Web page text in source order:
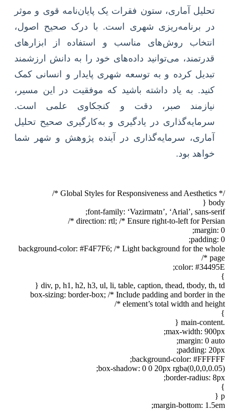
تحلیل آماری، ستون فقرات یک پایان‌نامه قوی و موثر
در برنامه‌ریزی شهری است. با درک صحیح اصول،
انتخاب روش‌های مناسب و استفاده از ابزارهای
قدرتمند، می‌توانید داده‌های خود را به دانش ارزشمند
تبدیل کرده و به توسعه شهری پایدار و انسانی کمک
کنید. به یاد داشته باشید که موفقیت در این مسیر،
نیازمند صبر، دقت و کنجکاوی علمی است.
سرمایه‌گذاری در یادگیری و به‌کارگیری صحیح تحلیل
آماری، سرمایه‌گذاری در آینده پژوهش و شهر شما
خواهد بود.
/* Global Styles for Responsiveness and Aesthetics */
body {
font-family: ‘Vazirmatn’, ‘Arial’, sans-serif;
direction: rtl; /* Ensure right-to-left for Persian */
margin: 0;
padding: 0;
background-color: #F4F7F6; /* Light background for the whole
page */
color: #34495E;
}
div, p, h1, h2, h3, ul, li, table, caption, thead, tbody, th, td {
box-sizing: border-box; /* Include padding and border in the
element’s total width and height */
}
.main-content {
max-width: 900px;
margin: 0 auto;
padding: 20px;
background-color: #FFFFFF;
box-shadow: 0 0 20px rgba(0,0,0,0.05);
border-radius: 8px;
}
p {
margin-bottom: 1.5em;